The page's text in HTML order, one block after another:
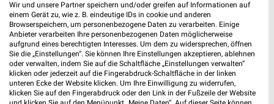
Wir und unsere Partner speichern und/oder greifen auf Informationen auf
einem Gerät zu, wie z. B. eindeutige IDs in cookie und anderen
Browserspeichern, um personenbezogene Daten zu verarbeiten. Einige
Anbieter verarbeiten Ihre personenbezogenen Daten möglicherweise
aufgrund eines berechtigten Interesses. Um dem zu widersprechen, öffnen
Sie die „Einstellungen“. Sie können Ihre Einstellungen akzeptieren, ablehnen
oder verwalten, indem Sie auf die Schaltfläche „Einstellungen verwalten“
klicken oder jederzeit auf die Fingerabdruck-Schaltfläche in der linken
unteren Ecke der Website klicken. Um Ihre Einwilligung zu widerrufen,
klicken Sie auf den Fingerabdruck oder den Link in der Fußzeile der Website